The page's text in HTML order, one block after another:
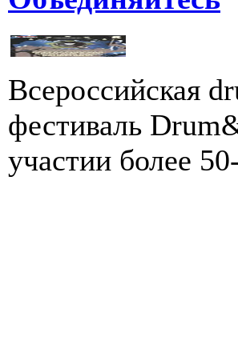
Всероссийская
фестиваль
участии более